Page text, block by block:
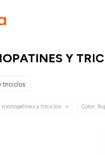
Y
triciclos
monopatines y triciclos Color: